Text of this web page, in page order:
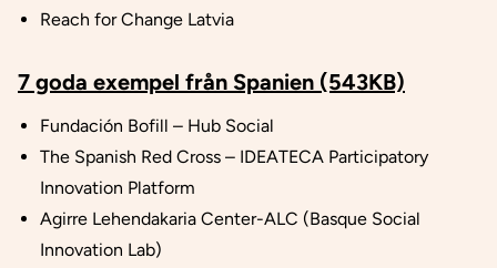
Reach for Change Latvia
7 goda exempel från Spanien (543KB)
Fundación Bofill – Hub Social
The Spanish Red Cross – IDEATECA Participatory
Innovation Platform
Agirre Lehendakaria Center-ALC (Basque Social
Innovation Lab)